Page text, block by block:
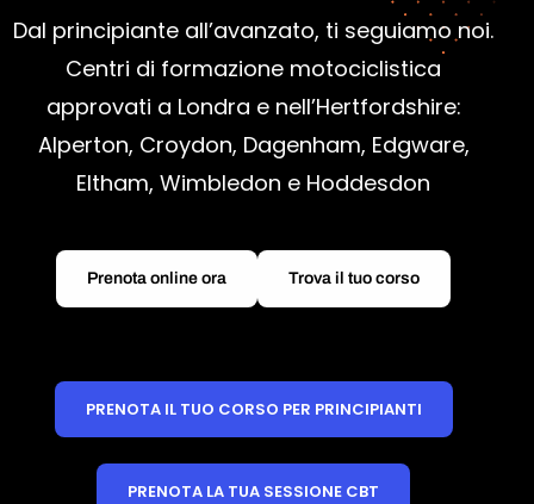
Dal principiante all’avanzato, ti seguiamo noi.
Centri di formazione motociclistica
approvati a Londra e nell’Hertfordshire:
Alperton, Croydon, Dagenham, Edgware,
Eltham, Wimbledon e Hoddesdon
Prenota online ora Trova il tuo corso
PRENOTA IL TUO CORSO PER PRINCIPIANTI
PRENOTA LA TUA SESSIONE CBT